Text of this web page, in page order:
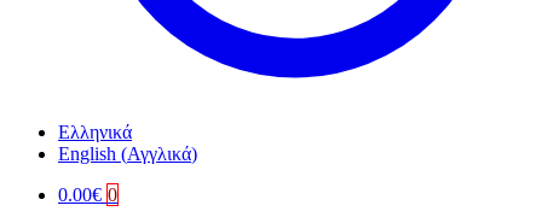
Ελληνικά
English (Αγγλικά)
0.00€ 0